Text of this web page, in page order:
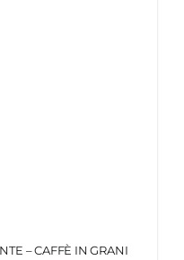
– CAFFÈ IN GRANI